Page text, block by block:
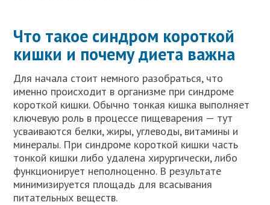
Что такое синдром короткой
кишки и почему диета важна
Для начала стоит немного разобраться, что
именно происходит в организме при синдроме
короткой кишки. Обычно тонкая кишка выполняет
ключевую роль в процессе пищеварения — тут
усваиваются белки, жиры, углеводы, витамины и
минералы. При синдроме короткой кишки часть
тонкой кишки либо удалена хирургически, либо
функционирует неполноценно. В результате
минимизируется площадь для всасывания
питательных веществ.